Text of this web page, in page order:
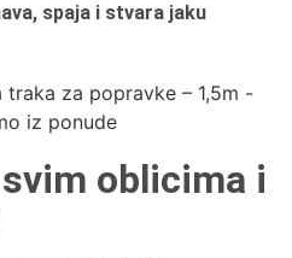
spaja i stvara jaku
oblicima i